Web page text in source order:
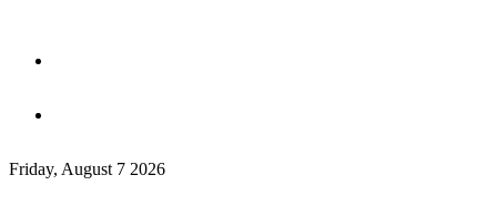
for
Friday, August 7 2026